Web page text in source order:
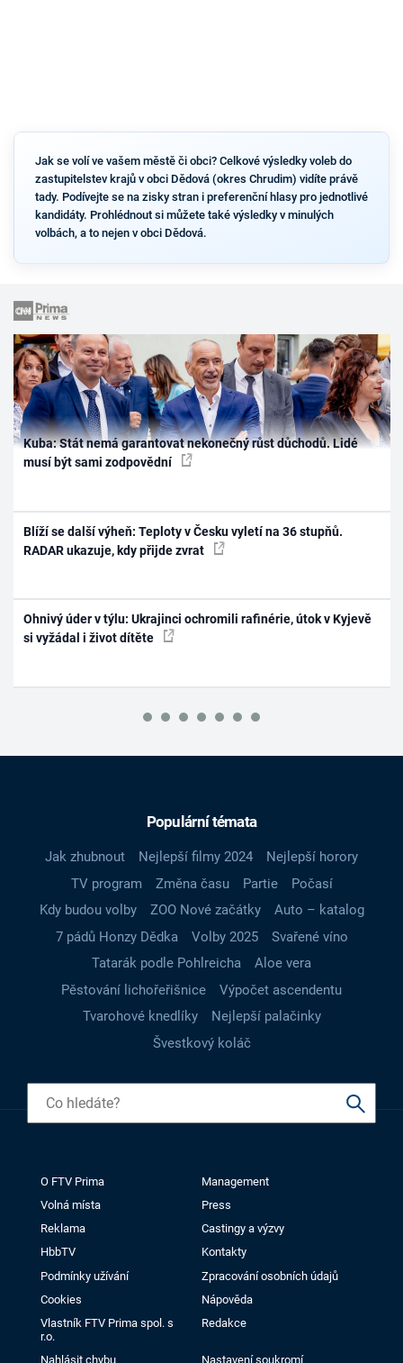
Jak se volí ve vašem městě či obci? Celkové výsledky voleb do
zastupitelstev krajů v obci Dědová (okres Chrudim) vidíte právě
tady. Podívejte se na zisky stran i preferenční hlasy pro jednotlivé
kandidáty. Prohlédnout si můžete také výsledky v minulých
volbách, a to nejen v obci Dědová.
Kuba: Stát nemá garantovat nekonečný růst důchodů. Lidé
musí být sami zodpovědní
Blíží se další výheň: Teploty v Česku vyletí na 36 stupňů.
RADAR ukazuje, kdy přijde zvrat
Ohnivý úder v týlu: Ukrajinci ochromili rafinérie, útok v Kyjevě
si vyžádal i život dítěte
Populární témata
Jak zhubnout Nejlepší filmy 2024
Nejlepší horory
TV program
Změna času Partie
Počasí
Kdy budou volby
ZOO Nové začátky
Auto – katalog
7 pádů Honzy Dědka
Volby 2025
Svařené víno
Tatarák podle Pohlreicha
Aloe vera
Pěstování lichořeřišnice
Výpočet ascendentu
Tvarohové knedlíky
Nejlepší palačinky
Švestkový koláč
O FTV Prima
Management
Volná místa
Press
Reklama
Castingy a výzvy
HbbTV
Kontakty
Podmínky užívání
Zpracování osobních údajů
Cookies
Nápověda
Vlastník FTV Prima spol. s
r.o.
Redakce
Nahlásit chybu Nastavení soukromí